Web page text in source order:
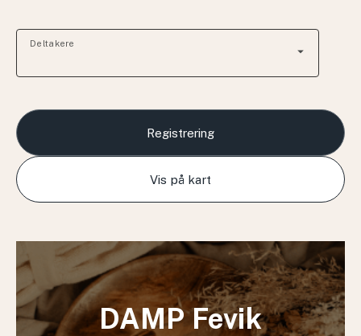
Deltakere arrow_drop_down
Registrering
Vis på kart
DAMP Fevik